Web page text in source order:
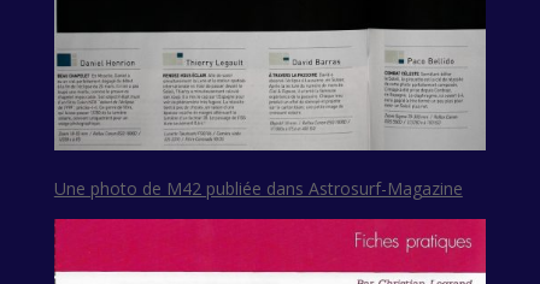
Une photo de M42 publiée dans Astrosurf-Magazine